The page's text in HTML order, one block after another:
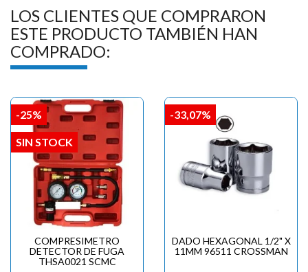
LOS CLIENTES QUE COMPRARON
ESTE PRODUCTO TAMBIÉN HAN
COMPRADO:
COMPRESIMETRO
DETECTOR DE FUGA
THSA0021 SCMC
-25%
SIN STOCK
DADO HEXAGONAL 1/2" X
11MM 96511 CROSSMAN
-33,07%